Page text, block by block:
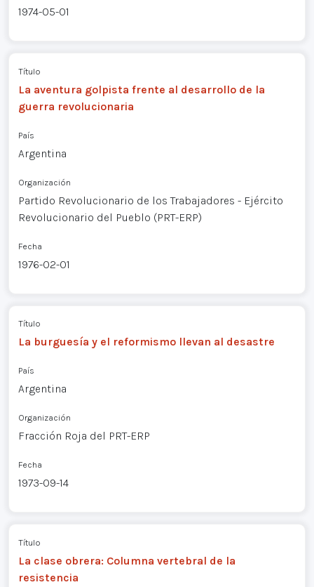
1974-05-01
Título
La aventura golpista frente al desarrollo de la
guerra revolucionaria
País
Argentina
Organización
Partido Revolucionario de los Trabajadores - Ejército
Revolucionario del Pueblo (PRT-ERP)
Fecha
1976-02-01
Título
La burguesía y el reformismo llevan al desastre
País
Argentina
Organización
Fracción Roja del PRT-ERP
Fecha
1973-09-14
Título
La clase obrera: Columna vertebral de la
resistencia